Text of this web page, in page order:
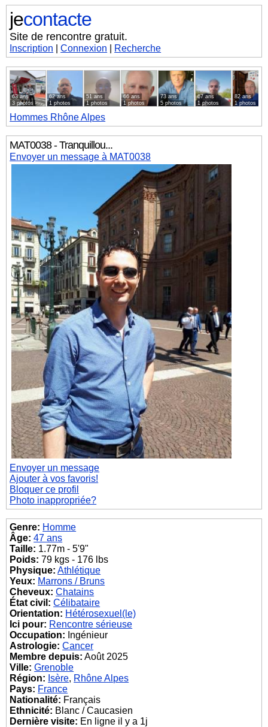
jecontacte
Site de rencontre gratuit.
Inscription |Connexion Recherche
63 ans
3 photos
62 ans
1 photos
51 ans
1 photos
66 ans
1 photos
73 ans
5 photos
67 ans
1 photos
82 ans
1 photos
Hommes Rhône Alpes
MAT0038 - Tranquillou...
Envoyer un message à MAT0038
Envoyer un message
Ajouter à vos favoris!
Bloquer ce profil
Photo inappropriée?
Genre: Homme
Âge: 47 ans
Taille: 1.77m - 5'9"
Poids: 79 kgs - 176 lbs
Physique: Athlétique
Yeux: Marrons / Bruns
Cheveux: Chatains
État civil: Célibataire
Orientation: Hétérosexuel(le)
Ici pour: Rencontre sérieuse
Occupation: Ingénieur
Astrologie: Cancer
Membre depuis: Août 2025
Ville: Grenoble
Région: Isère, Rhône Alpes
Pays: France
Nationalité: Français
Ethnicité: Blanc / Caucasien
Dernière visite: En ligne il y a 1j